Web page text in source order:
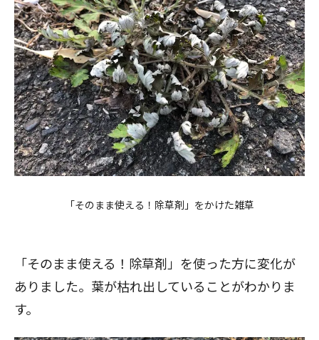
「そのまま使える！除草剤」をかけた雑草
「そのまま使える！除草剤」を使った方に変化が
ありました。葉が枯れ出していることがわかりま
す。